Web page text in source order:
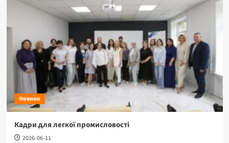
Новини
Кадри для легкої промисловості
2026-06-11